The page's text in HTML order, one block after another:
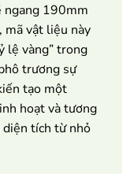
ngang 190mm
mã vật liệu này
lệ vàng” trong
trương sự
tạo một
hoạt và tương
tích từ nhỏ